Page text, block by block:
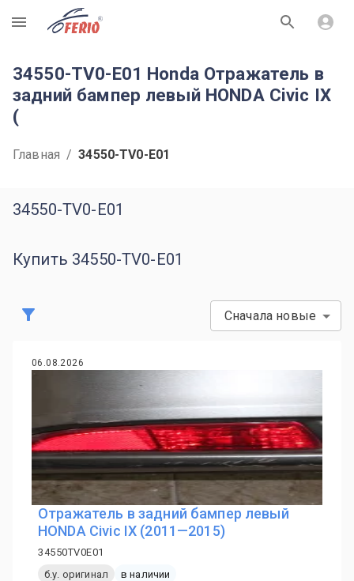
R
34550-TV0-E01 Honda Отражатель в
задний бампер левый HONDA Civic IX
(
Главная / 34550-TV0-E01
34550-TV0-E01
Купить 34550-TV0-E01
Сначала новые
06.08.2026
Отражатель в задний бампер левый
HONDA Civic IX (2011—2015)
34550TV0E01
б.у. оригинал
в наличии